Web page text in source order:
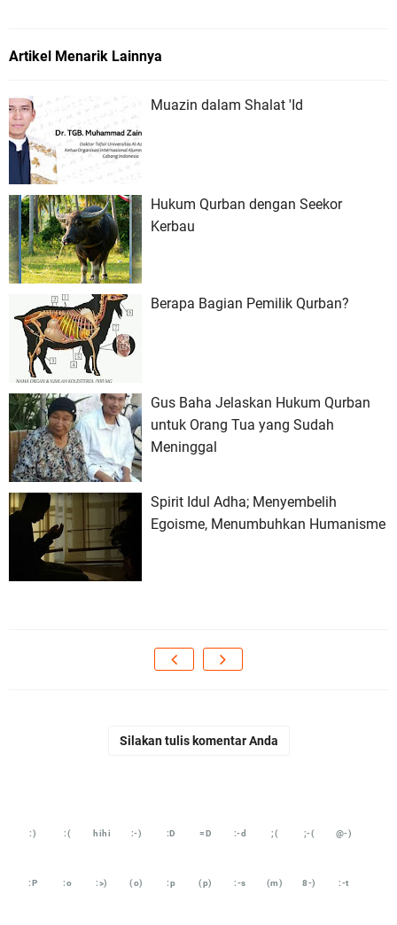
Artikel Menarik Lainnya
Muazin dalam Shalat 'Id
Hukum Qurban dengan Seekor
Kerbau
Berapa Bagian Pemilik Qurban?
Gus Baha Jelaskan Hukum Qurban
untuk Orang Tua yang Sudah
Meninggal
Spirit Idul Adha; Menyembelih
Egoisme, Menumbuhkan Humanisme
Silakan tulis komentar Anda
:) :( hihi :-) :D =D :-d ;( ;-( @-)
:P :o :>) (o) :p (p) :-s (m) 8-) :-t